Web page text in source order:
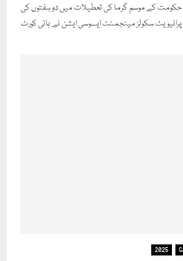
کے موسم گرما کی تعطیلات میں دو ہفتوں کی
2025